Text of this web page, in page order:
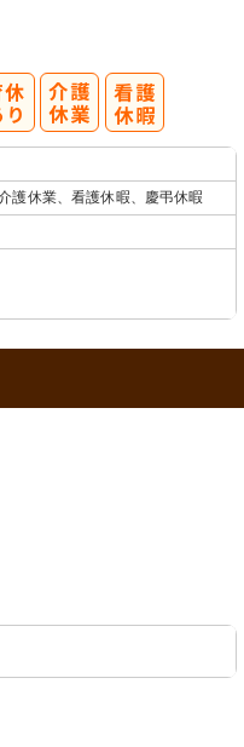
護休業、看護休暇、慶弔休暇